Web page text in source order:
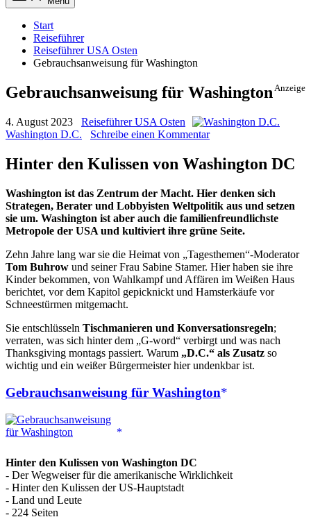
Start
Reiseführer
Reiseführer USA Osten
Gebrauchsanweisung für Washington
Anzeige
Gebrauchsanweisung für Washington
4. August 2023
Reiseführer USA Osten
Washington D.C.
Schreibe einen Kommentar
Hinter den Kulissen von Washington DC
Washington ist das Zentrum der Macht. Hier denken sich
Strategen, Berater und Lobbyisten Weltpolitik aus und setzen
sie um. Washington ist aber auch die familienfreundlichste
Metropole der USA und kultiviert ihre grüne Seite.
Zehn Jahre lang war sie die Heimat von „Tagesthemen“-Moderator
Tom Buhrow und seiner Frau Sabine Stamer. Hier haben sie ihre
Kinder bekommen, von Wahlkampf und Affären im Weißen Haus
berichtet, vor dem Kapitol gepicknickt und Hamsterkäufe vor
Schneestürmen mitgemacht.
Sie entschlüsseln Tischmanieren und Konversationsregeln;
verraten, was sich hinter dem „G-word“ verbirgt und was nach
Thanksgiving montags passiert. Warum „D.C.“ als Zusatz so
wichtig und ein weißer Bürgermeister hier undenkbar ist.
Gebrauchsanweisung für Washington
Hinter den Kulissen von Washington DC
- Der Wegweiser für die amerikanische Wirklichkeit
- Hinter den Kulissen der US-Hauptstadt
- Land und Leute
- 224 Seiten